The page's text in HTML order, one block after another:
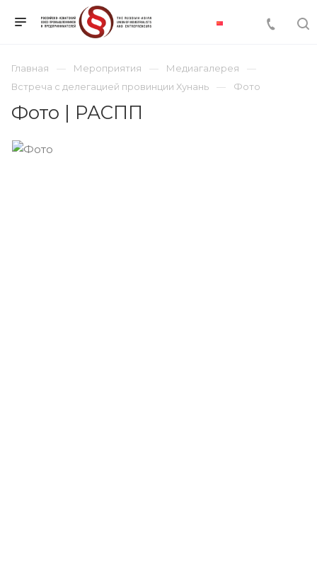
Главная Мероприятия
Медиагалерея
Встреча с делегацией провинции Хунань
Фото
Фото | РАСПП